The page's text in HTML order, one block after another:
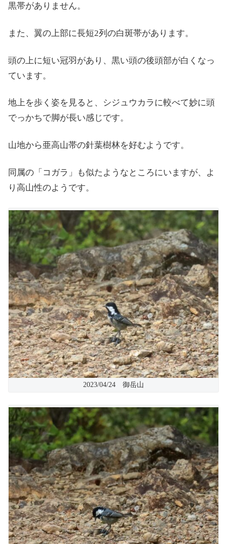
黒帯がありません。
また、翼の上部に長短2列の白斑帯があります。
頭の上に短い冠羽があり、黒い頭の後頭部が白くなっ
ています。
地上を歩く姿を見ると、シジュウカラに較べて妙に頭
でっかちで脚が長い感じです。
山地から亜高山帯の針葉樹林を好むようです。
同属の「コガラ」も似たようなところにいますが、よ
り高山性のようです。
2023/04/24 御岳山